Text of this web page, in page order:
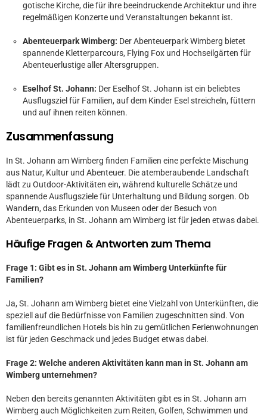
gotische Kirche, die für ihre beeindruckende Architektur und ihre
regelmäßigen Konzerte und Veranstaltungen bekannt ist.
Abenteuerpark Wimberg: Der Abenteuerpark Wimberg bietet
spannende Kletterparcours, Flying Fox und Hochseilgärten für
Abenteuerlustige aller Altersgruppen.
Eselhof St. Johann: Der Eselhof St. Johann ist ein beliebtes
Ausflugsziel für Familien, auf dem Kinder Esel streicheln, füttern
und auf ihnen reiten können.
Zusammenfassung
In St. Johann am Wimberg finden Familien eine perfekte Mischung
aus Natur, Kultur und Abenteuer. Die atemberaubende Landschaft
lädt zu Outdoor-Aktivitäten ein, während kulturelle Schätze und
spannende Ausflugsziele für Unterhaltung und Bildung sorgen. Ob
Wandern, das Erkunden von Museen oder der Besuch von
Abenteuerparks, in St. Johann am Wimberg ist für jeden etwas dabei.
Häufige Fragen & Antworten zum Thema
Frage 1: Gibt es in St. Johann am Wimberg Unterkünfte für
Familien?
Ja, St. Johann am Wimberg bietet eine Vielzahl von Unterkünften, die
speziell auf die Bedürfnisse von Familien zugeschnitten sind. Von
familienfreundlichen Hotels bis hin zu gemütlichen Ferienwohnungen
ist für jeden Geschmack und jedes Budget etwas dabei.
Frage 2: Welche anderen Aktivitäten kann man in St. Johann am
Wimberg unternehmen?
Neben den bereits genannten Aktivitäten gibt es in St. Johann am
Wimberg auch Möglichkeiten zum Reiten, Golfen, Schwimmen und